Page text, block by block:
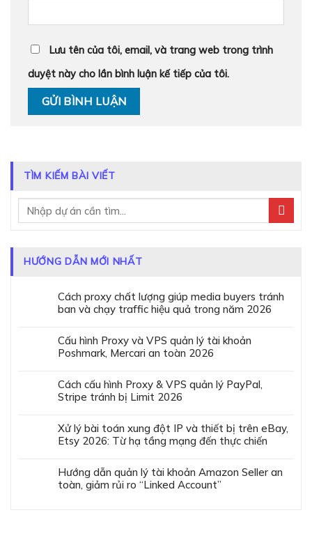
Lưu tên của tôi, email, và trang web trong trình
duyệt này cho lần bình luận kế tiếp của tôi.
TÌM KIẾM BÀI VIẾT
HƯỚNG DẪN MỚI NHẤT
Cách proxy chất lượng giúp media buyers tránh
ban và chạy traffic hiệu quả trong năm 2026
Cấu hình Proxy và VPS quản lý tài khoản
Poshmark, Mercari an toàn 2026
Cách cấu hình Proxy & VPS quản lý PayPal,
Stripe tránh bị Limit 2026
Xử lý bài toán xung đột IP và thiết bị trên eBay,
Etsy 2026: Từ hạ tầng mạng đến thực chiến
Hướng dẫn quản lý tài khoản Amazon Seller an
toàn, giảm rủi ro “Linked Account”